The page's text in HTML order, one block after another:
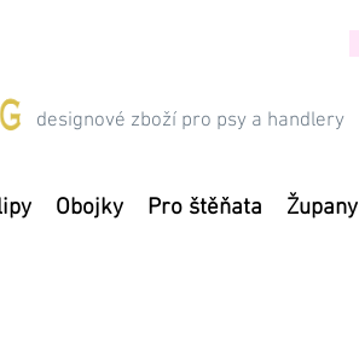
designové zboží pro psy a handlery
Obojky Pro štěňata Župany